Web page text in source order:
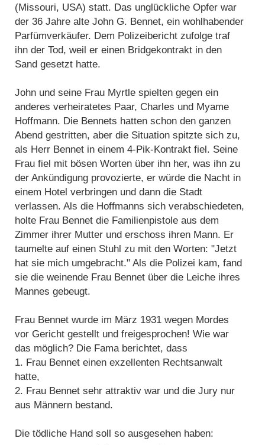
(Missouri, USA) statt. Das unglückliche Opfer war
der 36 Jahre alte John G. Bennet, ein wohlhabender
Parfümverkäufer. Dem Polizeibericht zufolge traf
ihn der Tod, weil er einen Bridgekontrakt in den
Sand gesetzt hatte.
John und seine Frau Myrtle spielten gegen ein
anderes verheiratetes Paar, Charles und Myame
Hoffmann. Die Bennets hatten schon den ganzen
Abend gestritten, aber die Situation spitzte sich zu,
als Herr Bennet in einem 4-Pik-Kontrakt fiel. Seine
Frau fiel mit bösen Worten über ihn her, was ihn zu
der Ankündigung provozierte, er würde die Nacht in
einem Hotel verbringen und dann die Stadt
verlassen. Als die Hoffmanns sich verabschiedeten,
holte Frau Bennet die Familienpistole aus dem
Zimmer ihrer Mutter und erschoss ihren Mann. Er
taumelte auf einen Stuhl zu mit den Worten: "Jetzt
hat sie mich umgebracht." Als die Polizei kam, fand
sie die weinende Frau Bennet über die Leiche ihres
Mannes gebeugt.
Frau Bennet wurde im März 1931 wegen Mordes
vor Gericht gestellt und freigesprochen! Wie war
das möglich? Die Fama berichtet, dass
1. Frau Bennet einen exzellenten Rechtsanwalt
hatte,
2. Frau Bennet sehr attraktiv war und die Jury nur
aus Männern bestand.
Die tödliche Hand soll so ausgesehen haben: